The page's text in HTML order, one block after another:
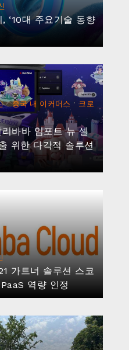
‘10대 주요기술 동향
·중국 내 이커머스 · 크로
바바 임포트 뉴 셀
위한 다각적 솔루션
가트너 솔루션 스코
역량 인정